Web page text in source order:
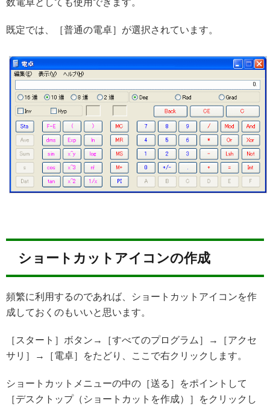
数電卓としても使用できます。
既定では、［普通の電卓］が選択されています。
ショートカットアイコンの作成
頻繁に利用するのであれば、ショートカットアイコンを作
成しておくのもいいと思います。
［スタート］ボタン→［すべてのプログラム］→［アクセ
サリ］→［電卓］をたどり、ここで右クリックします。
ショートカットメニューの中の［送る］をポイントして
［デスクトップ（ショートカットを作成）］をクリックし